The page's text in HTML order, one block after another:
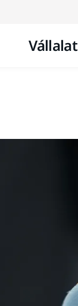
Vállalat